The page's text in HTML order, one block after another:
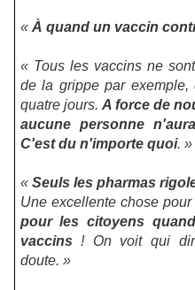
« À quand un vaccin
« Tous les vaccins ne
de la grippe par
quatre jours. A force de
aucune personne
C'est du n'importe quoi. »
« Seuls les pharmas
Une excellente chose
pour les citoyens
vaccins ! On voit qui
doute. »